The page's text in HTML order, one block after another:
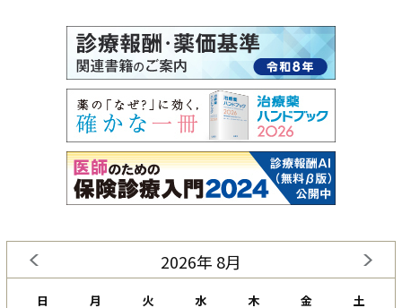
2026年 8月
日 月 火 水 木 金 土